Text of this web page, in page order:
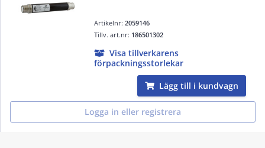
Artikelnr:2059146
Tillv. art.nr: 186501302
Visa tillverkarens
förpackningsstorlekar
Lägg till i kundvagn
Logga in eller registrera